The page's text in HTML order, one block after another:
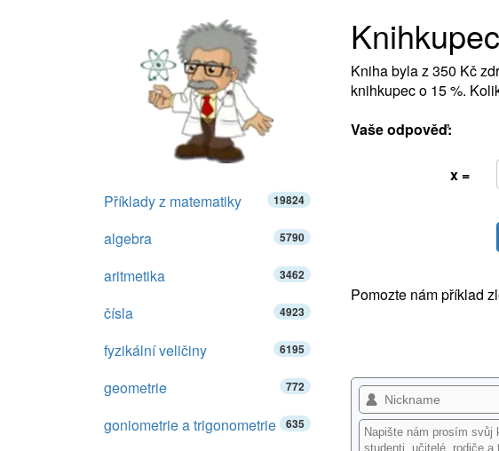
Kniha byla z 350 Kč
knihkupec o 15 %.
Vaše odpověď:
x =
Pomozte nám příklad
Příklady z matematiky 19824
algebra 5790
aritmetika 3462
čísla 4923
fyzikální veličiny 6195
geometrie 772
goniometrie a trigonometrie 635